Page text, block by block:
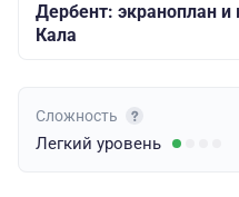
Дербент: экраноплан
Кала
Сложность
Легкий уровень